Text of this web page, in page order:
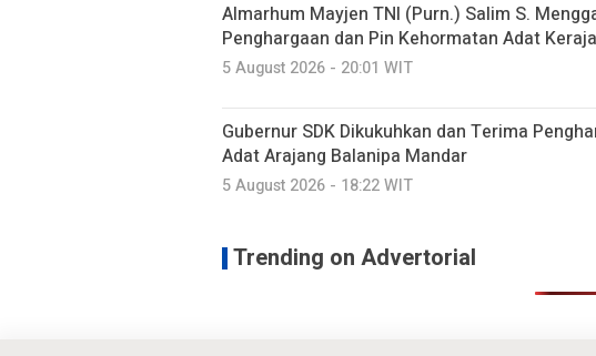
Almarhum Mayjen TNI (Purn.) Salim S.
Penghargaan dan Pin Kehormatan Adat
5 August 2026 - 20:01 WIT
Gubernur SDK Dikukuhkan dan Terima
Adat Arajang Balanipa Mandar
5 August 2026 - 18:22 WIT
Trending on Advertorial